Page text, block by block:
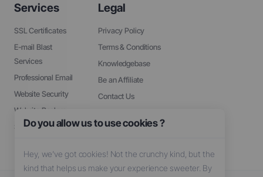
Services
SSL Certificates
E-mail Blast
Services
Professional Email
Website Security
Website Backup
SEO Tools
Legal
Privacy Policy
Terms & Conditions
Knowledgebase
Be an Affiliate
Contact Us
Do you allow us to use cookies ?
Hey, we’ve got cookies! Not the crunchy kind, but the
kind that helps us make your experience sweeter. By